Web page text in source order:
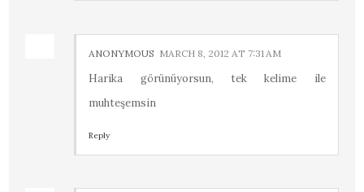
ANONYMOUS MARCH 8, 2012 AT 7:31 AM
Harika görünüyorsun, tek kelime ile
muhteşemsin
Reply